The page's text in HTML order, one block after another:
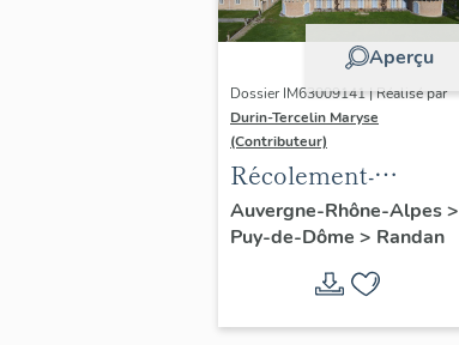
Aperçu
Dossier IM63009141 | Réalisé par
Durin-Tercelin Maryse
(Contributeur)
Récolement-
inventaire du fonds
mobilier du domaine
royal de Randan
Auvergne-Rhône-Alpes>
Puy-de-Dôme > Randan